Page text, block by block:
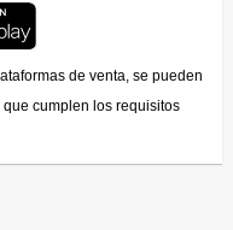
de venta, se pueden
cumplen los requisitos